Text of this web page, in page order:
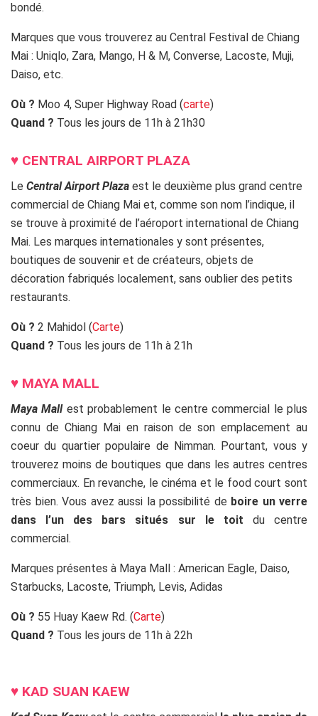
bondé.
Marques que vous trouverez au Central Festival de Chiang
Mai : Uniqlo, Zara, Mango, H & M, Converse, Lacoste, Muji,
Daiso, etc.
Où ? Moo 4, Super Highway Road (carte)
Quand ? Tous les jours de 11h à 21h30
♥ CENTRAL AIRPORT PLAZA
Le Central Airport Plaza est le deuxième plus grand centre
commercial de Chiang Mai et, comme son nom l’indique, il
se trouve à proximité de l’aéroport international de Chiang
Mai. Les marques internationales y sont présentes,
boutiques de souvenir et de créateurs, objets de
décoration fabriqués localement, sans oublier des petits
restaurants.
Où ? 2 Mahidol (Carte)
Quand ? Tous les jours de 11h à 21h
♥ MAYA MALL
Maya Mall est probablement le centre commercial le plus
connu de Chiang Mai en raison de son emplacement au
coeur du quartier populaire de Nimman. Pourtant, vous y
trouverez moins de boutiques que dans les autres centres
commerciaux. En revanche, le cinéma et le food court sont
très bien. Vous avez aussi la possibilité de boire un verre
dans l’un des bars situés sur le toit du centre
commercial.
Marques présentes à Maya Mall : American Eagle, Daiso,
Starbucks, Lacoste, Triumph, Levis, Adidas
Où ? 55 Huay Kaew Rd. (Carte)
Quand ? Tous les jours de 11h à 22h
♥ KAD SUAN KAEW